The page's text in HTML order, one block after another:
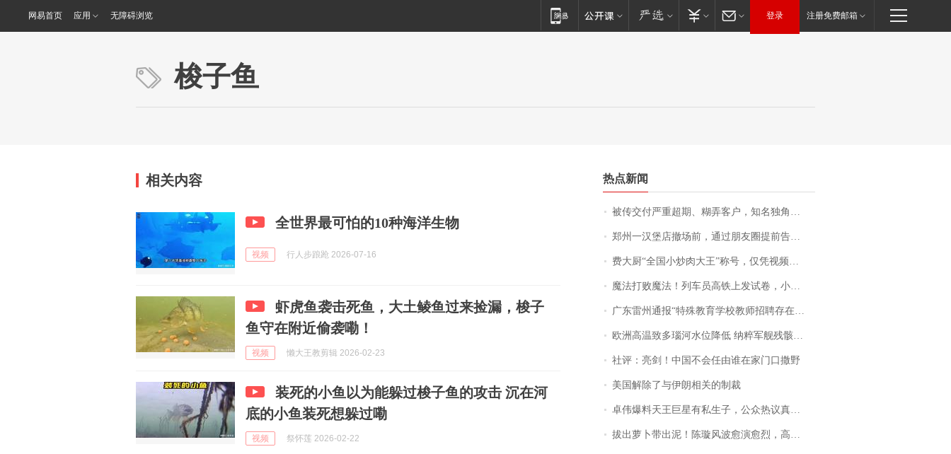
网易首页 应用 无障碍浏览 登录 注册免费邮箱
梭子鱼
相关内容
全世界最可怕的10种海洋生物
视频 行人步踉跄 2026-07-16
虾虎鱼袭击死鱼，大土鲮鱼过来捡漏，梭子
鱼守在附近偷袭嘞！
视频 懒大王教剪辑 2026-02-23
装死的小鱼以为能躲过梭子鱼的攻击 沉在河
底的小鱼装死想躲过嘞
视频 祭怀莲 2026-02-22
热点新闻
被传交付严重超期、糊弄客户，知名独角兽车企创始人回应：都没证据，将依法采取措施，“本人长期与美国交管局保持沟通，对方表示肯定”
郑州一汉堡店撤场前，通过朋友圈提前告知逐一退费，有顾客仅剩1元也全被退回，分文不少；顾客：言而有信，让人感动
费大厨“全国小炒肉大王”称号，仅凭视频评出？中国烹饪协会回应
魔法打败魔法！列车员高铁上发试卷，小朋友一秒静音，12306回应：列车员个人行为，不是铁路规定
广东雷州通报“特殊教育学校教师招聘存在违规行为”：已启动问责程序 副校长被停职
欧洲高温致多瑙河水位降低 纳粹军舰残骸重见天日
社评：亮剑！中国不会任由谁在家门口撒野
美国解除了与伊朗相关的制裁
卓伟爆料天王巨星有私生子，公众热议真假难辨，实锤何时到来？
拔出萝卜带出泥！陈璇风波愈演愈烈，高晓松、张铁林也被“揪出”